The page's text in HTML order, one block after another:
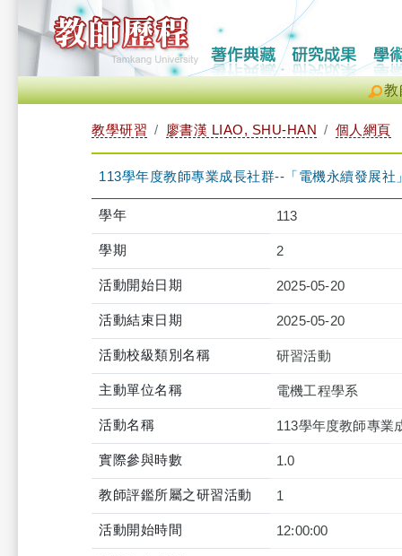
教
教學研習 廖書漢 LIAO, SHU-HAN 個人網頁
113學年度教師專業成長社群--「電機永續發展
學年 113
學期 2
活動開始日期 2025-05-20
活動結束日期 2025-05-20
活動校級類別名稱 研習活動
主動單位名稱 電機工程學系
活動名稱 113學年度教師專業
實際參與時數 1.0
教師評鑑所屬之研習活動 1
活動開始時間 12:00:00